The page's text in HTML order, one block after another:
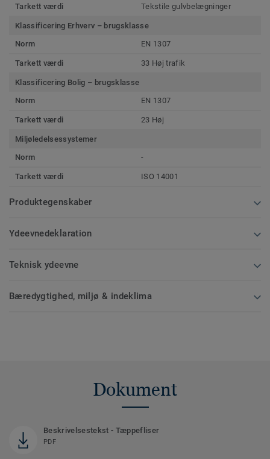
Tarkett værdi Tekstile gulvbelægninger
Klassificering Erhverv – brugsklasse
Norm
EN 1307
Tarkett værdi 33 Høj trafik
Klassificering Bolig – brugsklasse
Norm
EN 1307
Tarkett værdi 23 Høj
Miljøledelsessystemer
Norm
-
Tarkett værdi ISO 14001
Produktegenskaber
Ydeevnedeklaration
Teknisk ydeevne
Bæredygtighed, miljø & indeklima
Dokument
Beskrivelsestekst - Tæppefliser
PDF